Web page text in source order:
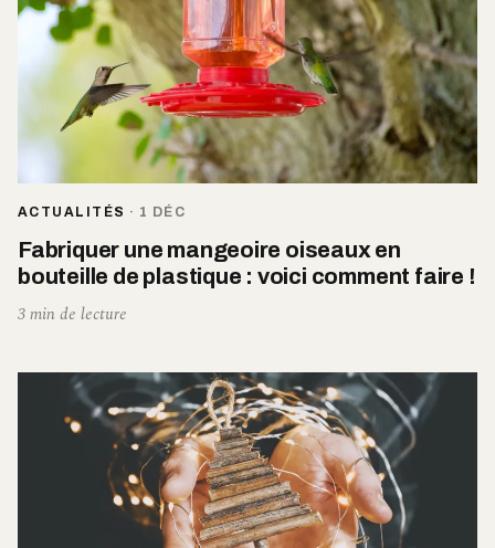
ACTUALITÉS · 1 DÉC
Fabriquer une mangeoire oiseaux en
bouteille de plastique : voici comment faire !
3 min de lecture